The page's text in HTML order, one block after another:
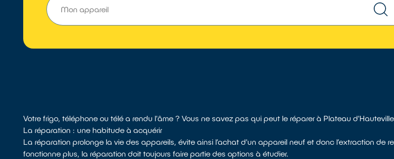
Votre frigo, téléphone ou télé a rendu l'âme ? Vous ne savez pas qui peut le réparer à Plateau
La réparation : une habitude à acquérir
La réparation prolonge la vie des appareils, évite ainsi l’achat d'un appareil neuf et donc l’extraction de
fonctionne plus, la réparation doit toujours faire partie des options à étudier.